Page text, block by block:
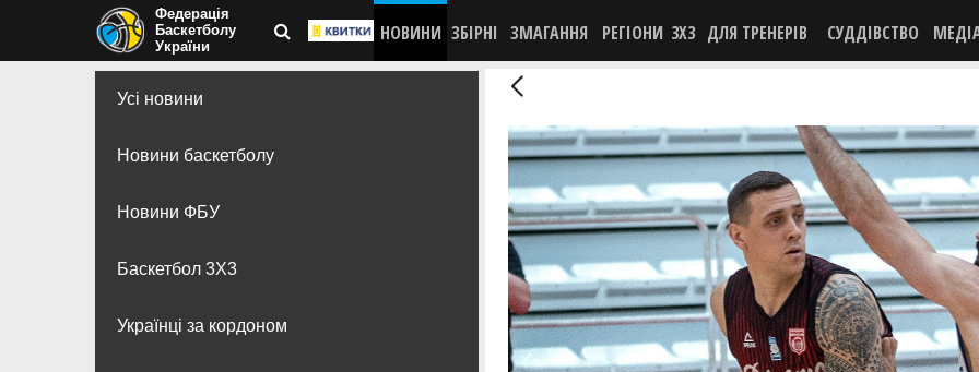
Федерація
Баскетболу
України
НОВИНИ ЗБІРНІ ЗМАГАННЯ РЕГІОНИ 3X3 ДЛЯ ТРЕНЕРІВ СУДДІВСТВО
Усі новини
Новини баскетболу
Новини ФБУ
Баскетбол 3Х3
Українці за кордоном